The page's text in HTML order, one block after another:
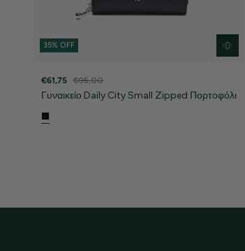
35% OFF
€61,75 €95,00
Γυναικείο Daily City Small Zipped Πορτοφόλι